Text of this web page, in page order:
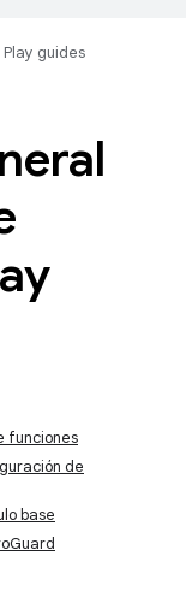
guides
funciones
de
base